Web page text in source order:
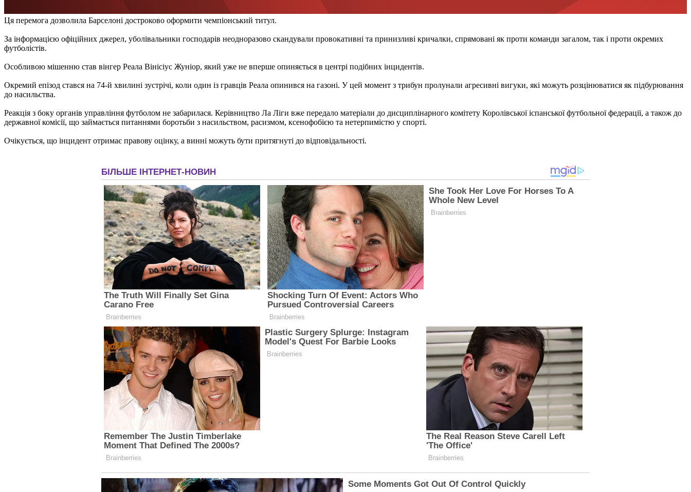
Ця перемога дозволила Барселоні достроково оформити чемпіонський титул.
За інформацією офіційних джерел, уболівальники господарів неодноразово скандували провокативні та принизливі кричалки, спрямовані як проти команди загалом, так і проти окремих
футболістів.
Особливою мішенню став вінгер Реала Вінісіус Жуніор, який уже не вперше опиняється в центрі подібних інцидентів.
Окремий епізод стався на 74-й хвилині зустрічі, коли один із гравців Реала опинився на газоні. У цей момент з трибун пролунали агресивні вигуки, які можуть розцінюватися як підбурювання
до насильства.
Реакція з боку органів управління футболом не забарилася. Керівництво Ла Ліги вже передало матеріали до дисциплінарного комітету Королівської іспанської футбольної федерації, а також до
державної комісії, що займається питаннями боротьби з насильством, расизмом, ксенофобією та нетерпимістю у спорті.
Очікується, що інцидент отримає правову оцінку, а винні можуть бути притягнуті до відповідальності.